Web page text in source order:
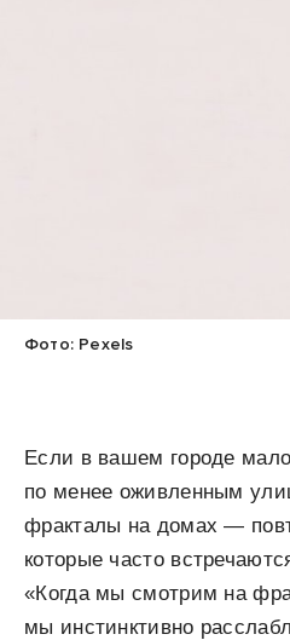
Фото: Pexels
Если в вашем городе
по менее оживленным
фракталы на домах —
которые часто
«Когда мы смотрим на
мы инстинктивно